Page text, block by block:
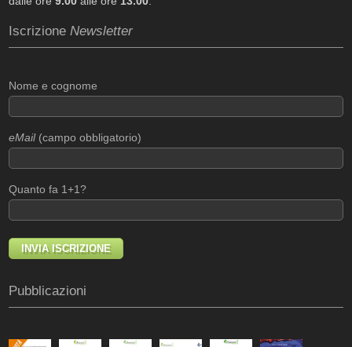
IscrizioneNewsletter
Nome e cognome
eMail(campo obbligatorio)
Quanto fa 1+1?
Pubblicazioni